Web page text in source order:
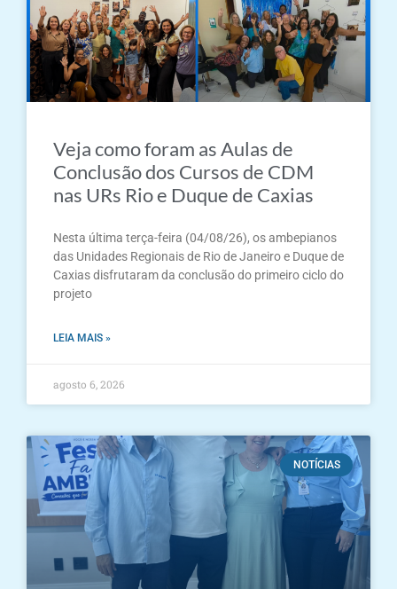
Veja como foram as Aulas de
Conclusão dos Cursos de CDM
nas URs Rio e Duque de Caxias
Nesta última terça-feira (04/08/26), os ambepianos
das Unidades Regionais de Rio de Janeiro e Duque de
Caxias disfrutaram da conclusão do primeiro ciclo do
projeto
LEIA MAIS »
agosto 6, 2026
NOTÍCIAS